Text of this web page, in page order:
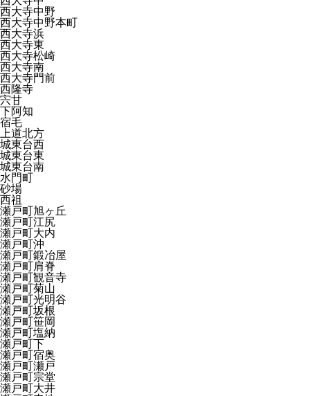
西大寺中野
西大寺中野本町
西大寺浜
西大寺東
西大寺松崎
西大寺南
西大寺門前
西隆寺
宍甘
下阿知
宿毛
上道北方
城東台西
城東台東
城東台南
水門町
砂場
西祖
瀬戸町旭ヶ丘
瀬戸町江尻
瀬戸町大内
瀬戸町沖
瀬戸町鍛冶屋
瀬戸町肩脊
瀬戸町観音寺
瀬戸町菊山
瀬戸町光明谷
瀬戸町坂根
瀬戸町笹岡
瀬戸町塩納
瀬戸町下
瀬戸町宿奥
瀬戸町瀬戸
瀬戸町宗堂
瀬戸町大井